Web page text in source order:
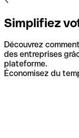
Simplifiez
Découvrez
des entreprises
plateforme.
Économisez du